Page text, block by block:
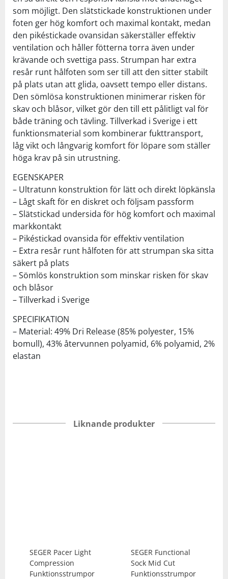
som möjligt. Den slätstickade konstruktionen under
foten ger hög komfort och maximal kontakt, medan
den pikéstickade ovansidan säkerställer effektiv
ventilation och håller fötterna torra även under
krävande och svettiga pass. Strumpan har extra
resår runt hålfoten som ser till att den sitter stabilt
på plats utan att glida, oavsett tempo eller distans.
Den sömlösa konstruktionen minimerar risken för
skav och blåsor, vilket gör den till ett pålitligt val för
både träning och tävling. Tillverkad i Sverige i ett
funktionsmaterial som kombinerar fukttransport,
låg vikt och långvarig komfort för löpare som ställer
höga krav på sin utrustning.
EGENSKAPER
– Ultratunn konstruktion för lätt och direkt löpkänsla
– Lågt skaft för en diskret och följsam passform
– Slätstickad undersida för hög komfort och maximal
markkontakt
– Pikéstickad ovansida för effektiv ventilation
– Extra resår runt hålfoten för att strumpan ska sitta
säkert på plats
– Sömlös konstruktion som minskar risken för skav
och blåsor
– Tillverkad i Sverige
SPECIFIKATION
– Material: 49% Dri Release (85% polyester, 15%
bomull), 43% återvunnen polyamid, 6% polyamid, 2%
elastan
Liknande produkter
SEGER Pacer Light
Compression
Funktionsstrumpor
SEGER Functional
Sock Mid Cut
Funktionsstrumpor